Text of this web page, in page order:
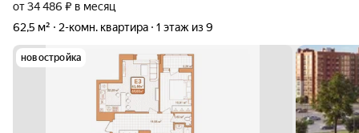
от 34 486 ₽ в месяц
62,5 м²
2-комн. квартира 1 этаж из 9
новостройка